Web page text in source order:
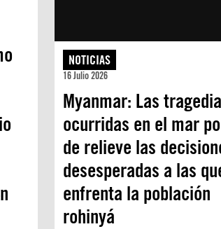
NOTICIAS
16 Julio 2026
Myanmar: Las
ocurridas en el mar
de relieve las
desesperadas a las
enfrenta la población
rohinyá